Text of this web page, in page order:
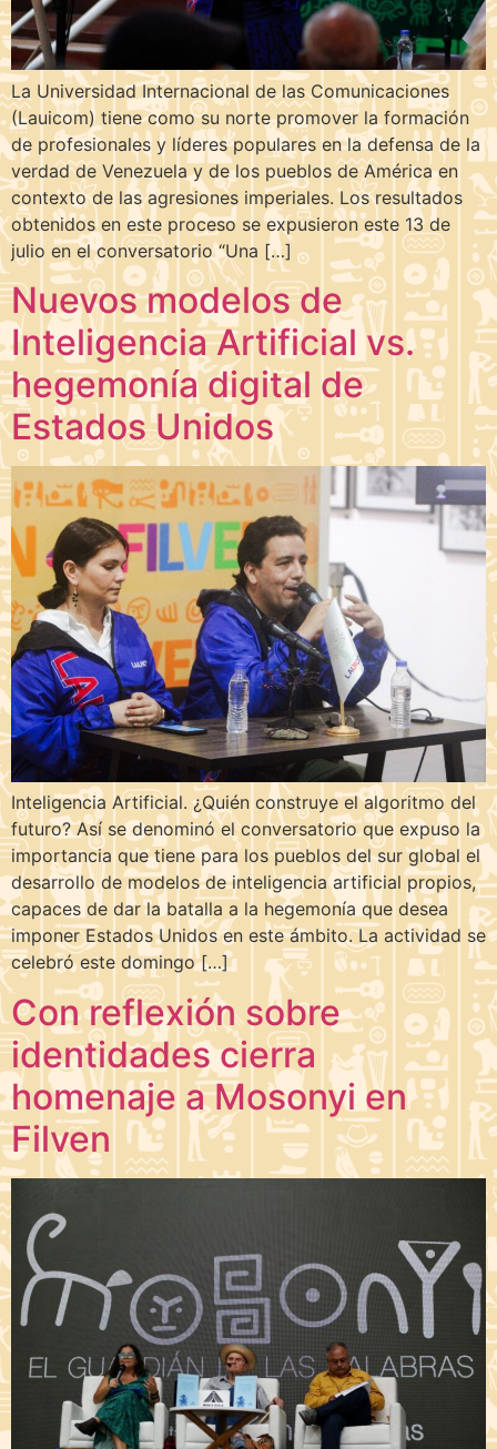
La Universidad Internacional de las Comunicaciones
(Lauicom) tiene como su norte promover la formación
de profesionales y líderes populares en la defensa de la
verdad de Venezuela y de los pueblos de América en
contexto de las agresiones imperiales. Los resultados
obtenidos en este proceso se expusieron este 13 de
julio en el conversatorio “Una […]
Nuevos modelos de
Inteligencia Artificial vs.
hegemonía digital de
Estados Unidos
Inteligencia Artificial. ¿Quién construye el algoritmo del
futuro? Así se denominó el conversatorio que expuso la
importancia que tiene para los pueblos del sur global el
desarrollo de modelos de inteligencia artificial propios,
capaces de dar la batalla a la hegemonía que desea
imponer Estados Unidos en este ámbito. La actividad se
celebró este domingo […]
Con reflexión sobre
identidades cierra
homenaje a Mosonyi en
Filven